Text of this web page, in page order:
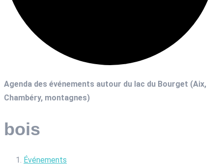
Agenda des événements autour du lac du Bourget (Aix,
Chambéry, montagnes)
bois
Événements